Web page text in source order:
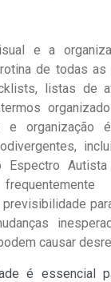
e a
de todas as
listas de
e organização
Espectro Autista
causar
é essencial